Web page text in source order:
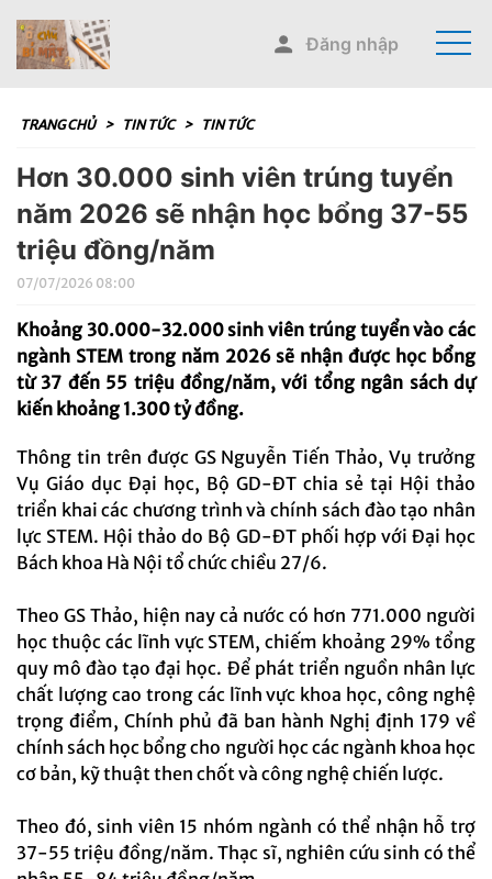
Đăng nhập
TRANG CHỦ > TIN TỨC > TIN TỨC
Hơn 30.000 sinh viên trúng tuyển
năm 2026 sẽ nhận học bổng 37-55
triệu đồng/năm
07/07/2026 08:00
Khoảng 30.000-32.000 sinh viên trúng tuyển vào các
ngành STEM trong năm 2026 sẽ nhận được học bổng
từ 37 đến 55 triệu đồng/năm, với tổng ngân sách dự
kiến khoảng 1.300 tỷ đồng.
Thông tin trên được GS Nguyễn Tiến Thảo, Vụ trưởng
Vụ Giáo dục Đại học, Bộ GD-ĐT chia sẻ tại Hội thảo
triển khai các chương trình và chính sách đào tạo nhân
lực STEM. Hội thảo do Bộ GD-ĐT phối hợp với Đại học
Bách khoa Hà Nội tổ chức chiều 27/6.
Theo GS Thảo, hiện nay cả nước có hơn 771.000 người
học thuộc các lĩnh vực STEM, chiếm khoảng 29% tổng
quy mô đào tạo đại học. Để phát triển nguồn nhân lực
chất lượng cao trong các lĩnh vực khoa học, công nghệ
trọng điểm, Chính phủ đã ban hành Nghị định 179 về
chính sách học bổng cho người học các ngành khoa học
cơ bản, kỹ thuật then chốt và công nghệ chiến lược.
Theo đó, sinh viên 15 nhóm ngành có thể nhận hỗ trợ
37-55 triệu đồng/năm. Thạc sĩ, nghiên cứu sinh có thể